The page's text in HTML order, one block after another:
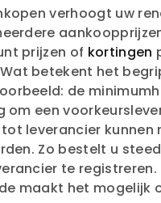
verhoogt uw
prijzen of kortingen
betekent het
de
om een
leverancier
Zo bestelt u
te
maakt het mogelijk